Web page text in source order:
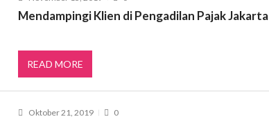
Mendampingi Klien di Pengadilan Pajak Jakarta
READ MORE
Oktober 21, 2019 0